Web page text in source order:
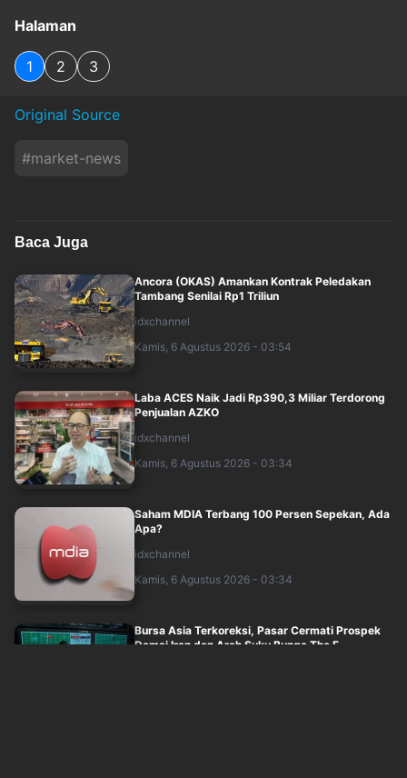
Halaman
1 2 3
Original Source
#market-news
Baca Juga
Ancora (OKAS) Amankan Kontrak Peledakan
Tambang Senilai Rp1 Triliun
idxchannel
Kamis, 6 Agustus 2026 - 03:54
Laba ACES Naik Jadi Rp390,3 Miliar Terdorong
Penjualan AZKO
idxchannel
Kamis, 6 Agustus 2026 - 03:34
Saham MDIA Terbang 100 Persen Sepekan, Ada
Apa?
idxchannel
Kamis, 6 Agustus 2026 - 03:34
Bursa Asia Terkoreksi, Pasar Cermati Prospek
Damai Iran dan Arah Suku Bunga The F....